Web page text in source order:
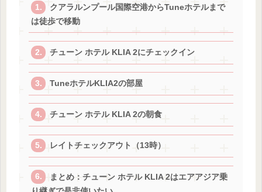
クアラルンプール国際空港からTuneホテルまで
は徒歩で移動
チューン ホテル KLIA 2にチェックイン
TuneホテルKLIA2の部屋
チューン ホテル KLIA 2の朝食
レイトチェックアウト（13時）
まとめ：チューン ホテル KLIA 2はエアアジア乗